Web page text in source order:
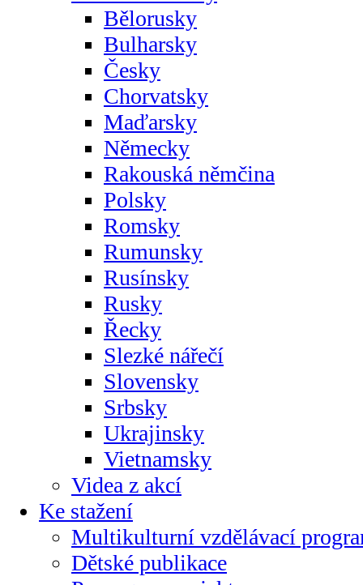
Bělorusky
Bulharsky
Česky
Chorvatsky
Maďarsky
Německy
Rakouská němčina
Polsky
Romsky
Rumunsky
Rusínsky
Rusky
Řecky
Slezké nářečí
Slovensky
Srbsky
Ukrajinsky
Vietnamsky
Videa z akcí
Ke stažení
Multikulturní vzdělávací
Dětské publikace